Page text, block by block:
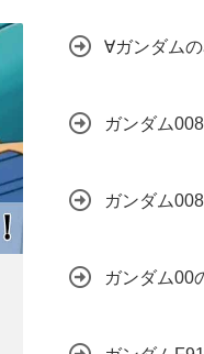
∀ガンダム
ガンダム
ガンダム
ガンダム00